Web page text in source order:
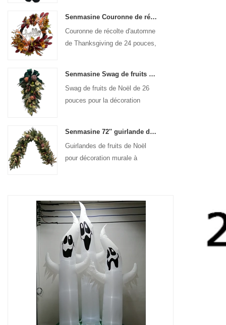
Senmasine Couronne de récolte d'automne de 24 pouces pour Thanksgiving avec signe Bonjour Feuilles de récolte d'automne Noeud à motif de citrouille de tournesol
Couronne de récolte d'automne
de Thanksgiving de 24 pouces,
Senmasine Swag de fruits de Noël de 26 pouces avec des arcs de ruban feuilles de branche artificielles en PVC
Swag de fruits de Noël de 26
pouces pour la décoration
Senmasine 72'' guirlande de fruits de Noël artificiels pour décoration suspendue de cheminée d'escalier
Guirlandes de fruits de Noël
pour décoration murale à